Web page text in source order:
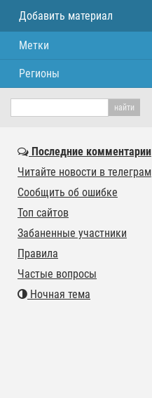
Добавить материал
Метки
Регионы
Последние комментарии
Читайте новости в телеграм
Сообщить об ошибке
Топ сайтов
Забаненные участники
Правила
Частые вопросы
Ночная тема